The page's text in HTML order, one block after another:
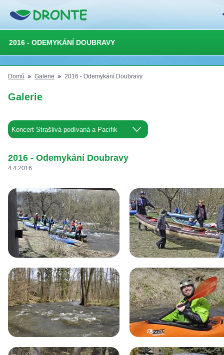
2016 - ODEMYKÁNÍ DOUBRAVY
Domů Galerie 2016 - Odemykání Doubravy
Galerie
2016 - Odemykání Doubravy
4.4.2016